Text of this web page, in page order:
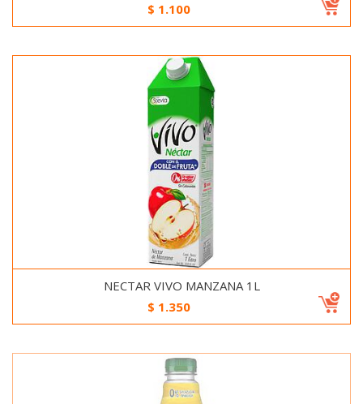
$ 1.100
NECTAR VIVO MANZANA 1L
$ 1.350